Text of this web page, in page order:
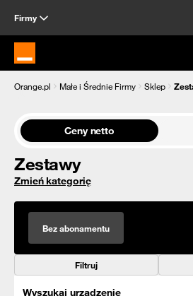
Firmy
Strona główna Orange.pl
Orange.pl Małe i Średnie Firmy Sklep
Ceny netto
Zestawy
Zmień kategorię
Bez abonamentu
Filtruj
Wyszukaj urządzenie